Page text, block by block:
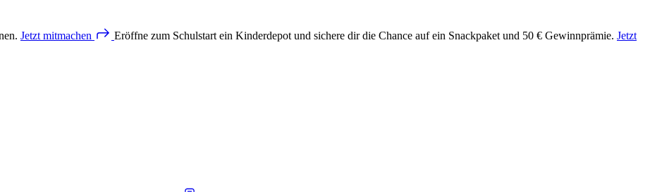
Jetzt mitmachen Eröffne zum Schulstart ein Kinderdepot und sichere dir die Chance auf ein Snackpaket und 50 € Gewinnprämie. Jetzt